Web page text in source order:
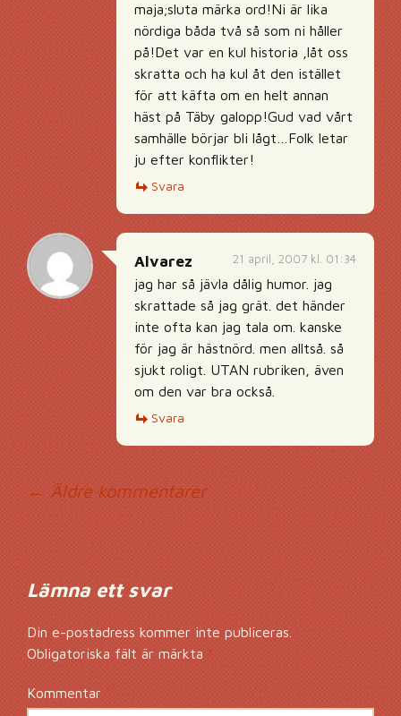
maja;sluta märka ord!Ni är lika
nördiga båda två så som ni håller
på!Det var en kul historia ,låt oss
skratta och ha kul åt den istället
för att käfta om en helt annan
häst på Täby galopp!Gud vad vårt
samhälle börjar bli lågt…Folk letar
ju efter konflikter!
Svara
21 april, 2007 kl. 01:34
Alvarez
jag har så jävla dålig humor. jag
skrattade så jag grät. det händer
inte ofta kan jag tala om. kanske
för jag är hästnörd. men alltså. så
sjukt roligt. UTAN rubriken, även
om den var bra också.
Svara
← Äldre kommentarer
Lämna ett svar
Din e-postadress kommer inte publiceras.
Obligatoriska fält är märkta*
Kommentar*